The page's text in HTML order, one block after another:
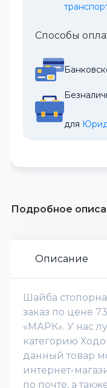
Способы
для
Подробное
Описание
Шайба
заказ по цене
«МАРК». У нас
категорию
данный товар
интернет-
по почте, а